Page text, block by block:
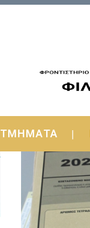
ΤΜΗΜΑΤΑ